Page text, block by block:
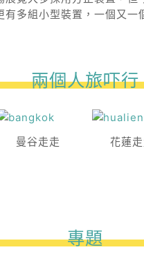
多組小型裝置，一個又一
兩個人旅吓行
曼谷走走
花蓮
專題